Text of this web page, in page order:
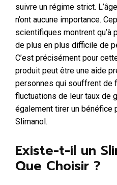
suivre un régime strict.
n’ont aucune importance.
scientifiques montrent qu’à
de plus en plus difficile de
C’est précisément pour
produit peut être une aide
personnes qui souffrent de
fluctuations de leur taux de
également tirer un bénéfice
Slimanol.
Existe-t-il un
Que Choisir ?